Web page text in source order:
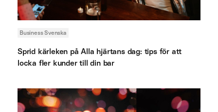
Business Svenska
Sprid kärleken på Alla hjärtans dag: tips för att
locka fler kunder till din bar